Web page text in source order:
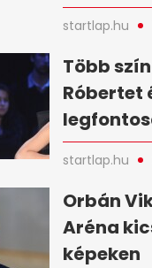
startlap.hu
Több
Róbertet
startlap.hu
Orbán
Aréna
képeken